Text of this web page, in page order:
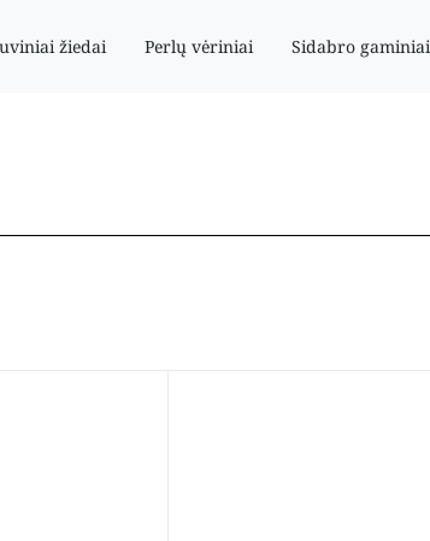
žiedai Perlų vėriniai Sidabro gaminiai